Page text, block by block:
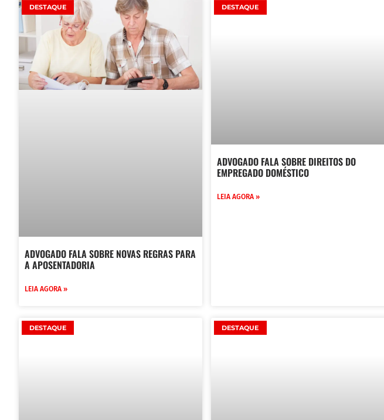
DESTAQUE
ADVOGADO FALA SOBRE NOVAS REGRAS PARA
A APOSENTADORIA
LEIA AGORA »
DESTAQUE
ADVOGADO FALA SOBRE DIREITOS DO
EMPREGADO DOMÉSTICO
LEIA AGORA »
DESTAQUE DESTAQUE